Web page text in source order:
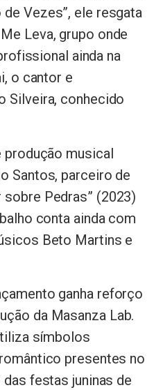
de Vezes”, ele resgata
Leva, grupo onde
ainda na
o cantor e
Silveira, conhecido
produção musical
Santos, parceiro de
sobre Pedras” (2023)
conta ainda com
Beto Martins e
ganha reforço
da Masanza Lab.
símbolos
presentes no
festas juninas de